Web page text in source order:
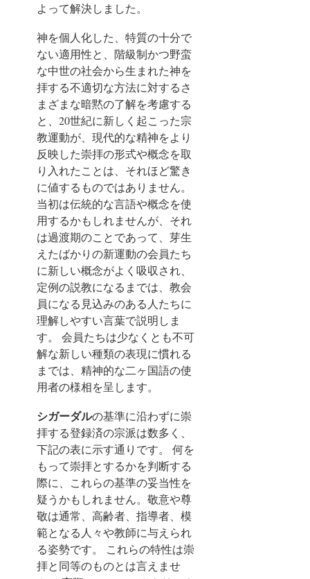
よって解決しました。
神を個人化した、特質の十分で
ない適用性と、階級制かつ野蛮
な中世の社会から生まれた神を
拝する不適切な方法に対するさ
まざまな暗黙の了解を考慮する
と、20世紀に新しく起こった宗
教運動が、現代的な精神をより
反映した崇拝の形式や概念を取
り入れたことは、それほど驚き
に値するものではありません。
当初は伝統的な言語や概念を使
用するかもしれませんが、それ
は過渡期のことであって、芽生
えたばかりの新運動の会員たち
に新しい概念がよく吸収され、
定例の説教になるまでは、教会
員になる見込みのある人たちに
理解しやすい言葉で説明しま
す。 会員たちは少なくとも不可
解な新しい種類の表現に慣れる
までは、精神的な二ヶ国語の使
用者の様相を呈します。
シガーダルの基準に沿わずに崇
拝する登録済の宗派は数多く、
下記の表に示す通りです。 何を
もって崇拝とするかを判断する
際に、これらの基準の妥当性を
疑うかもしれません。敬意や尊
敬は通常、高齢者、指導者、模
範となる人々や教師に与えられ
る姿勢です。 これらの特性は崇
拝と同等のものとは言えませ